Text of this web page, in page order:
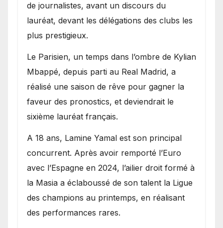
de journalistes, avant un discours du
lauréat, devant les délégations des clubs les
plus prestigieux.
Le Parisien, un temps dans l’ombre de Kylian
Mbappé, depuis parti au Real Madrid, a
réalisé une saison de rêve pour gagner la
faveur des pronostics, et deviendrait le
sixième lauréat français.
A 18 ans, Lamine Yamal est son principal
concurrent. Après avoir remporté l’Euro
avec l’Espagne en 2024, l’ailier droit formé à
la Masia a éclaboussé de son talent la Ligue
des champions au printemps, en réalisant
des performances rares.